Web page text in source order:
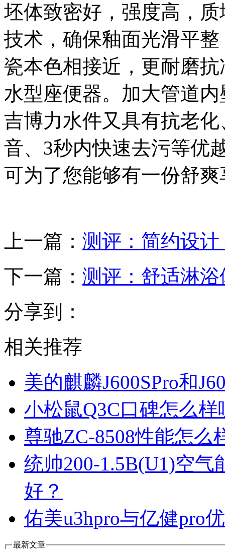
坯体致密好，强度高，
技术，确保釉面光滑平
瓷本色相接近，更耐磨
水型座便器。加大管道
吉博力水件又具有抗老
音、3秒内快速去污等优
可为了您能够有一份舒
上一篇： 测评：简约设计
下一篇： 测评：舒适淋浴
分享到：
相关推荐
美的麒麟J600SPro和
小松鼠Q3C口碑怎么
尊驰ZC-8508性能怎么
统帅200-1.5B(U1)空
好？
佑美u3hpro与亿健pro
最新文章